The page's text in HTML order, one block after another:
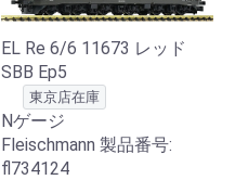
EL Re 6/6 11673 レッド
SBB Ep5
東京店在庫
Nゲージ
Fleischmann 製品番号:
fl734124